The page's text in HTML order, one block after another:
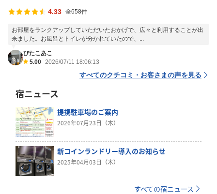
4.33 全658件
お部屋をランクアップしていただいたおかげで、広々と利用することが出
来ました。お風呂とトイレが分かれていたので、...
びたこあこ
5.00 2026/07/11 18:06:13
すべてのクチコミ・お客さまの声を見る
宿ニュース
提携駐車場のご案内
2026年07月23日（木）
新コインランドリー導入のお知らせ
2025年04月03日（木）
すべての宿ニュース